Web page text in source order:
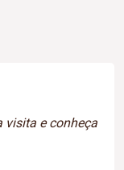
visita e conheça